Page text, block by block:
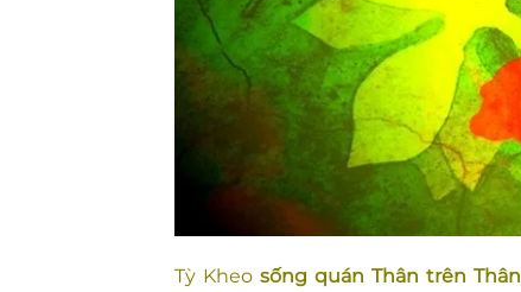
Tỳ Kheosống quán Thân trên Thân